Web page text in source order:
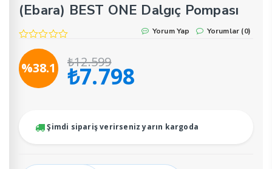
(Ebara) BEST ONE Dalgıç Pompası
Yorum Yap Yorumlar (0)
₺12.599
Orijinal
fiyat:
₺7.798
₺7.798.
%38.1
Şimdi sipariş verirseniz yarın kargoda